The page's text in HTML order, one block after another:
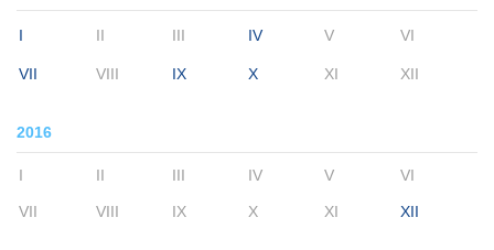
I II III IV V VI
VII VIII IX X XI XII
2016
I II III IV V VI
VII VIII IX X XI XII